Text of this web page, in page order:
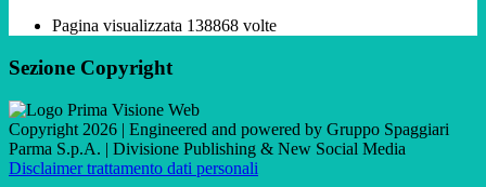
Pagina visualizzata 138868 volte
Sezione Copyright
Copyright 2026 | Engineered and powered by Gruppo Spaggiari
Parma S.p.A. | Divisione Publishing & New Social Media
Disclaimer trattamento dati personali